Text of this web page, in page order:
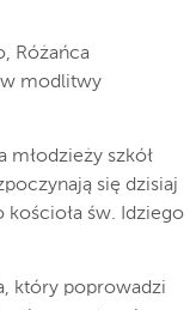
Różańca
modlitwy
młodzieży szkół
się dzisiaj
kościoła św. Idziego
który poprowadzi